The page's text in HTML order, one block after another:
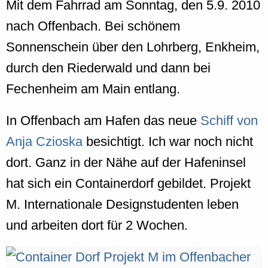
Mit dem Fahrrad am Sonntag, den 5.9. 2010
nach Offenbach. Bei schönem
Sonnenschein über den Lohrberg, Enkheim,
durch den Riederwald und dann bei
Fechenheim am Main entlang.
In Offenbach am Hafen das neue Schiff von
Anja Czioska besichtigt. Ich war noch nicht
dort. Ganz in der Nähe auf der Hafeninsel
hat sich ein Containerdorf gebildet. Projekt
M. Internationale Designstudenten leben
und arbeiten dort für 2 Wochen.